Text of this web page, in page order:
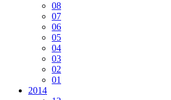
08
07
06
05
04
03
02
01
2014